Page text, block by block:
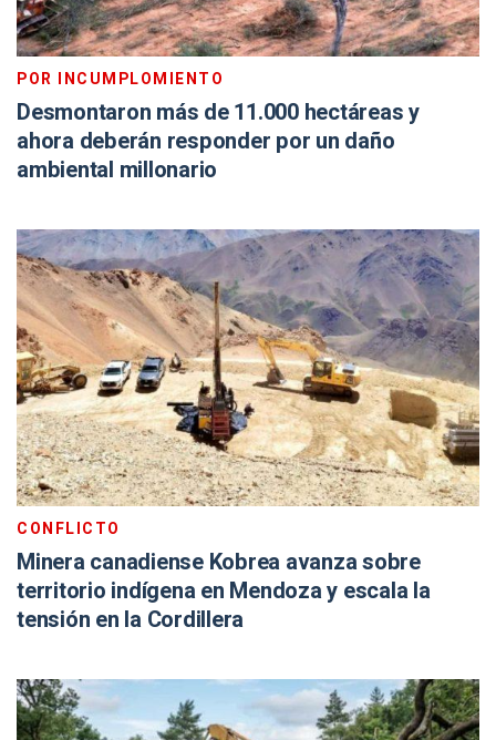
POR INCUMPLOMIENTO
Desmontaron más de 11.000 hectáreas y
ahora deberán responder por un daño
ambiental millonario
CONFLICTO
Minera canadiense Kobrea avanza sobre
territorio indígena en Mendoza y escala la
tensión en la Cordillera